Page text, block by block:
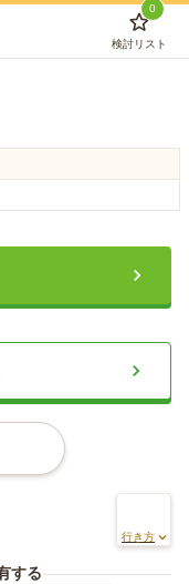
0
検討リスト
行き方
する